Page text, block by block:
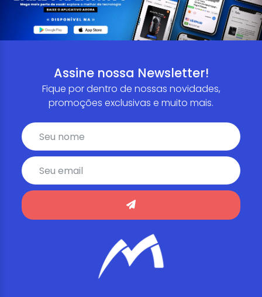
Assine nossa Newsletter!
Fique por dentro de nossas novidades,
promoções exclusivas e muito mais.